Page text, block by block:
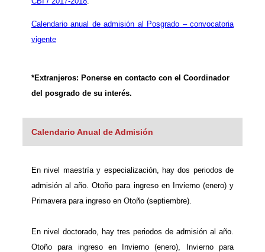
Calendario anual de admisión al Posgrado – convocatoria
vigente
*Extranjeros: Ponerse en contacto con el Coordinador
del posgrado de su interés.
Calendario Anual de Admisión
En nivel maestría y especialización, hay dos periodos de
admisión al año. Otoño para ingreso en Invierno (enero) y
Primavera para ingreso en Otoño (septiembre).
En nivel doctorado, hay tres periodos de admisión al año.
Otoño para ingreso en Invierno (enero), Invierno para